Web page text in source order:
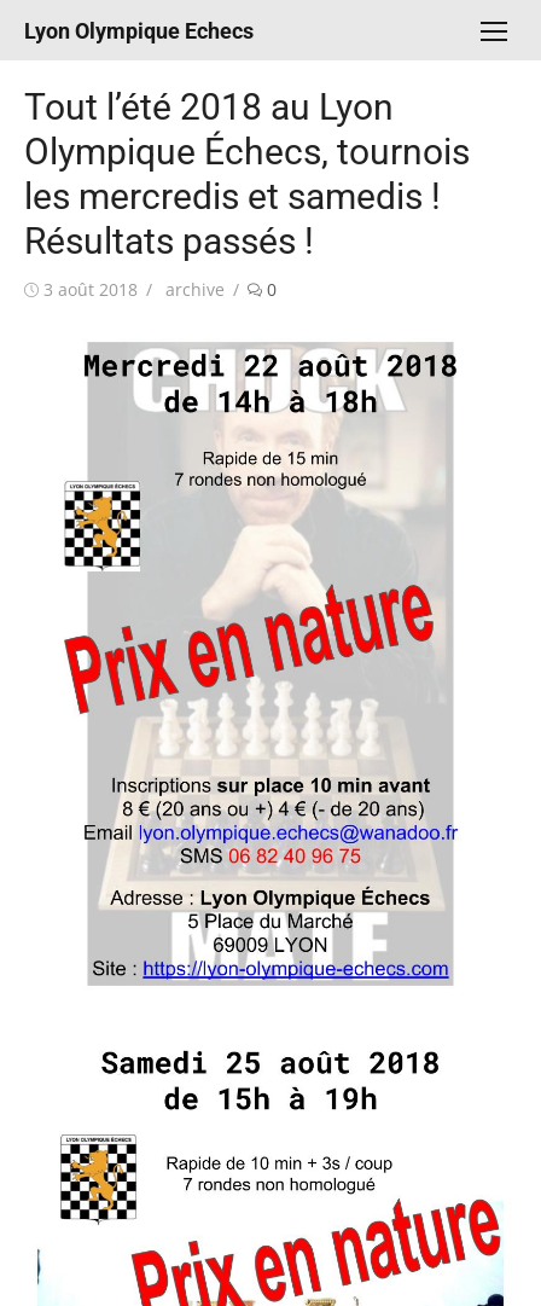
Lyon Olympique Echecs
Tout l’été 2018 au Lyon
Olympique Échecs, tournois
les mercredis et samedis !
Résultats passés !
Publié
3 août 2018 Auteur/autrice
archive 0